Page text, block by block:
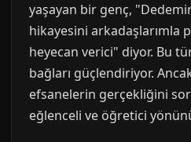
yaşayan bir genç,
hikayesini arkadaşlarımla
heyecan verici" diyor. Bu
bağları güçlendiriyor.
efsanelerin gerçekliğini
eğlenceli ve öğretici